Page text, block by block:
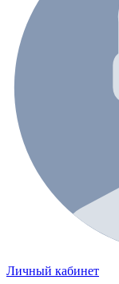
Личный кабинет